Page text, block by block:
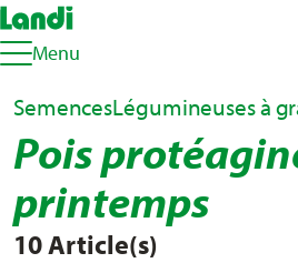
Menu
SemencesLégumineuses à
Pois
printemps
10 Article(s)